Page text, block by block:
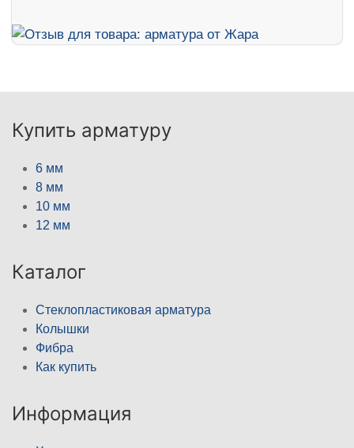
Купить арматуру
6 мм
8 мм
10 мм
12 мм
Каталог
Стеклопластиковая арматура
Колышки
Фибра
Как купить
Информация